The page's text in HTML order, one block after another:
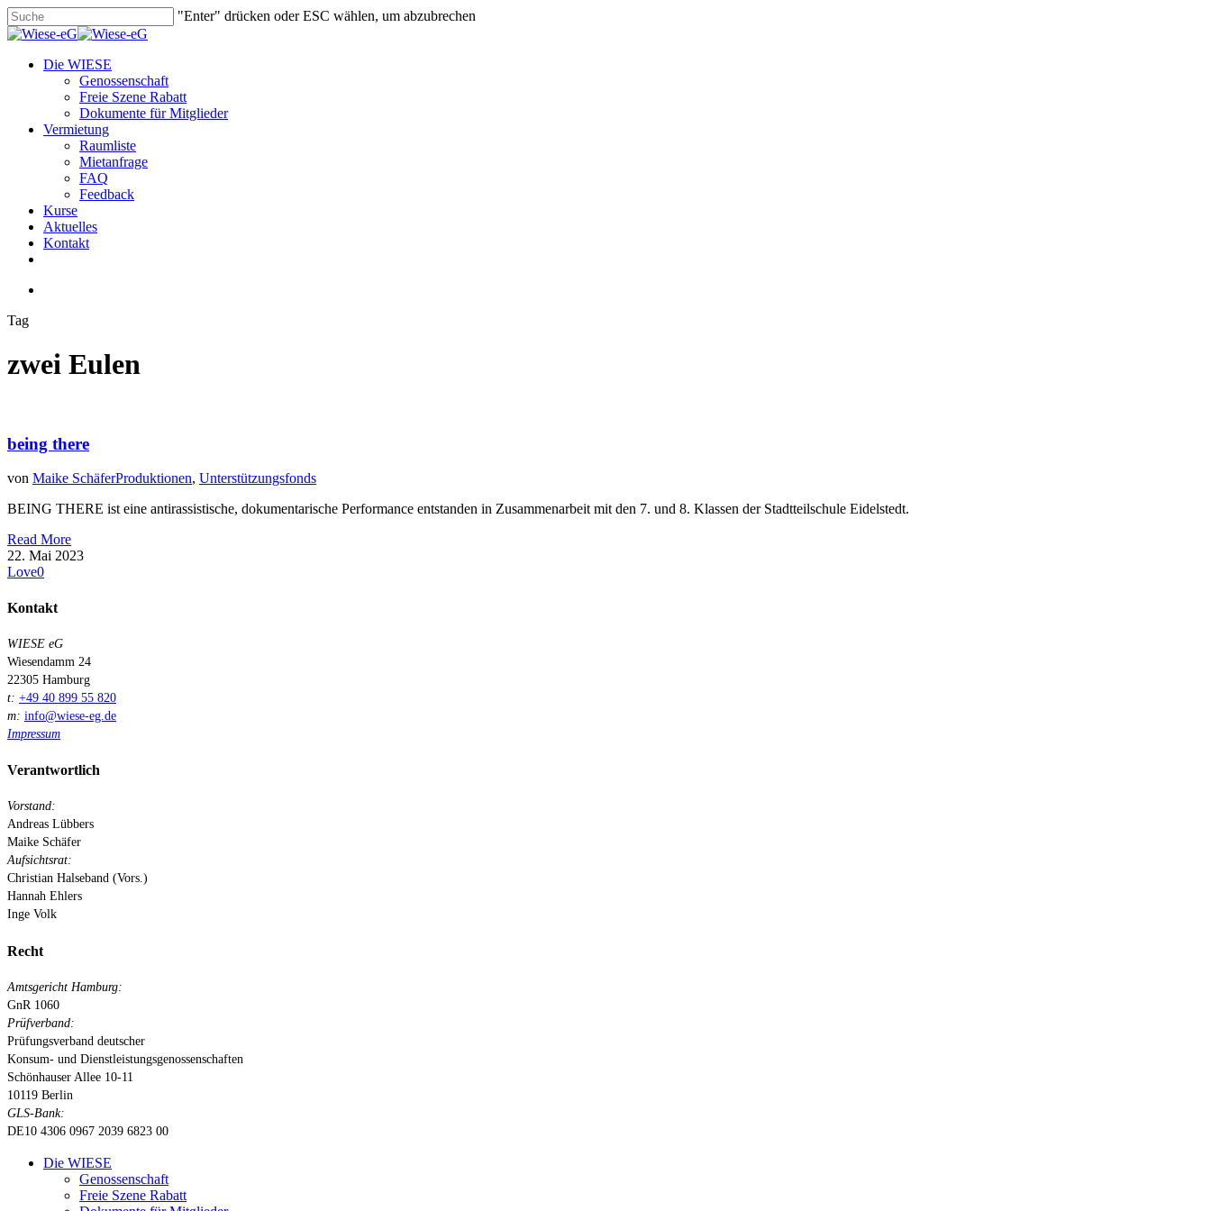
Skip
to
content
"Enter" drücken oder ESC wählen, um abzubrechen
Close
search
Menu
Die WIESE
Genossenschaft
Freie Szene Rabatt
Dokumente für Mitglieder
Vermietung
Raumliste
Mietanfrage
FAQ
Feedback
Kurse
Aktuelles
Kontakt
Tag
zwei Eulen
being there
von Maike SchäferProduktionen, Unterstützungsfonds
BEING THERE ist eine antirassistische, dokumentarische Performance entstanden in Zusammenarbeit mit den 7. und 8. Klassen der Stadtteilschule Eidelstedt.
Read More
22. Mai 2023
Love0
Kontakt
WIESE eG
Wiesendamm 24
22305 Hamburg
t: +49 40 899 55 820
m: info@wiese-eg.de
Impressum
Verantwortlich
Vorstand:
Andreas Lübbers
Maike Schäfer
Aufsichtsrat:
Christian Halseband (Vors.)
Hannah Ehlers
Inge Volk
Recht
Amtsgericht Hamburg:
GnR 1060
Prüfverband:
Prüfungsverband deutscher
Konsum- und Dienstleistungsgenossenschaften
Schönhauser Allee 10-11
10119 Berlin
GLS-Bank:
DE10 4306 0967 2039 6823 00
Close
Die WIESE
Genossenschaft
Freie Szene Rabatt